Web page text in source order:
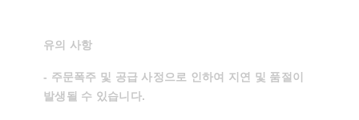
유의 사항
- 주문폭주 및 공급 사정으로 인하여 지연 및 품절이
발생될 수 있습니다.